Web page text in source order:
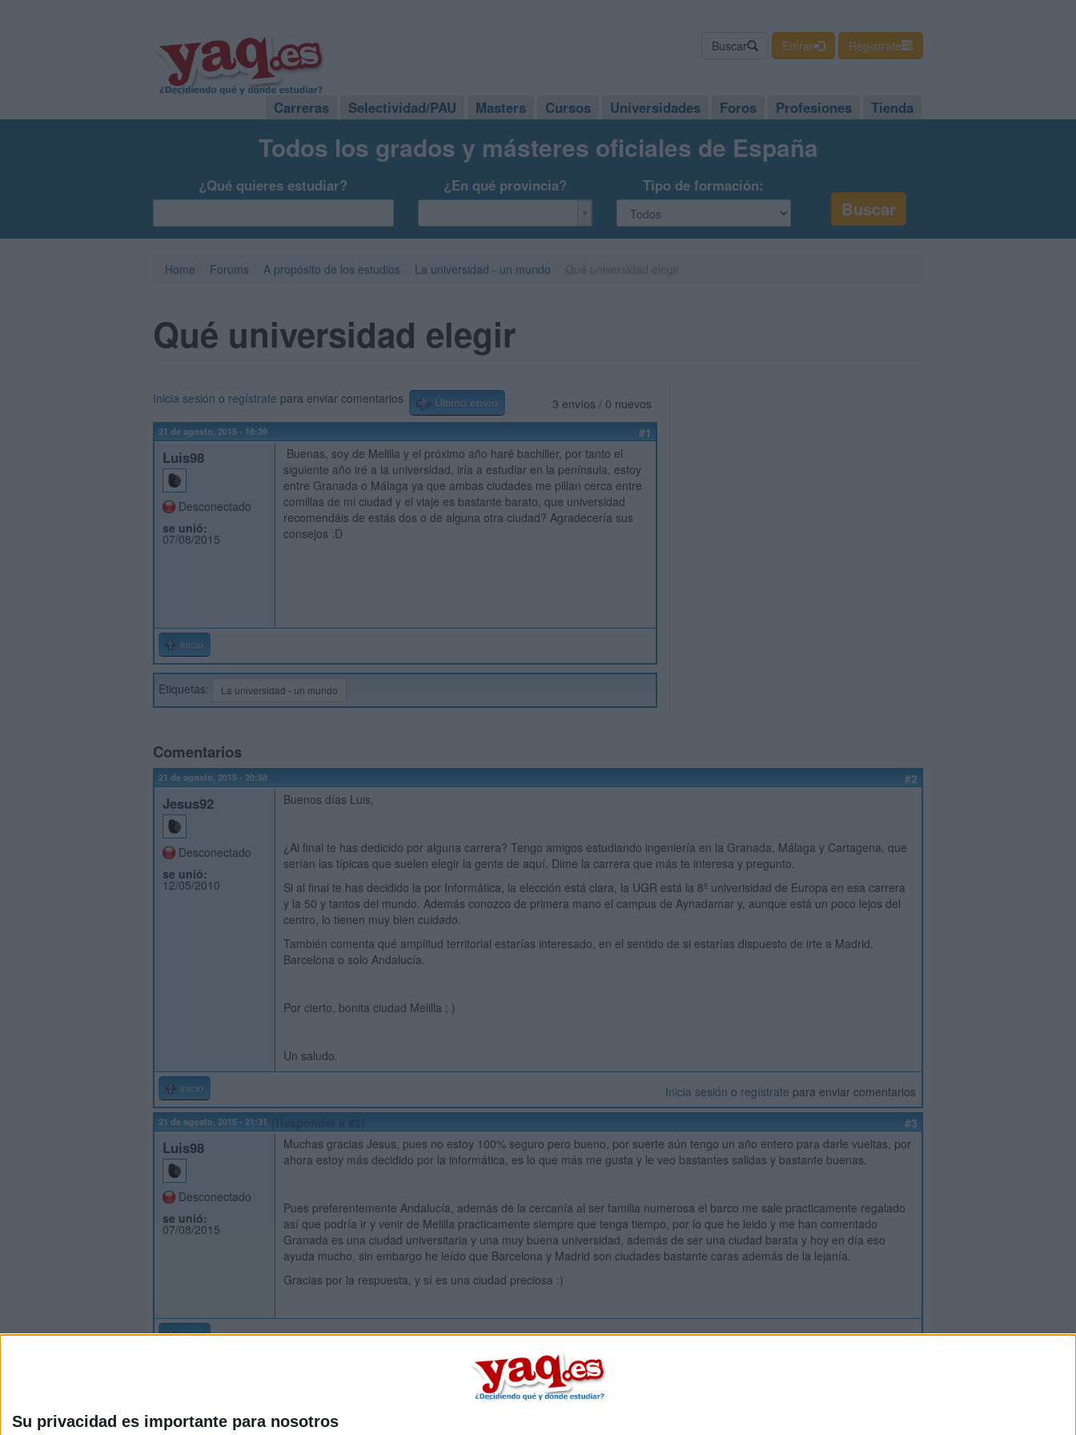
Su privacidad es importante para nosotros
Buscar Entrar Regístrate
Carreras Selectividad/PAU Masters Cursos Universidades Foros Profesiones Tienda
Todos los grados y másteres oficiales de España
¿Qué quieres estudiar? ¿En qué provincia? Tipo de formación:
Home Forums A propósito de los estudios La universidad - un mundo
Qué universidad elegir
3 envíos / 0 nuevos
Inicia sesión o regístrate para enviar comentarios Último envío
21 de agosto, 2015 - 18:39 #1
Luis98
Desconectado
se unió:
07/08/2015
Buenas, soy de Melilla y el próximo año haré bachiller, por tanto el
siguiente año iré a la universidad, iría a estudiar en la península, estoy
entre Granada o Málaga ya que ambas ciudades me pillan cerca entre
comillas de mi ciudad y el viaje es bastante barato, que universidad
recomendáis de estás dos o de alguna otra ciudad? Agradecería sus
consejos :D
Inicio
Etiquetas: La universidad - un mundo
Comentarios
21 de agosto, 2015 - 20:58 #2
Jesus92
Desconectado
se unió:
12/05/2010
Buenos días Luis,
¿Al final te has dedicido por alguna carrera? Tengo amigos estudiando ingeniería en la Granada, Málaga y Cartagena, que
serían las típicas que suelen elegir la gente de aquí. Dime la carrera que más te interesa y pregunto.
Si al final te has decidido la por Informática, la elección está clara, la UGR está la 8º univerisidad de Europa en esa carrera
y la 50 y tantos del mundo. Además conozco de primera mano el campus de Aynadamar y, aunque está un poco lejos del
centro, lo tienen muy bien cuidado.
También comenta qué amplitud territorial estarías interesado, en el sentido de si estarías dispuesto de irte a Madrid,
Barcelona o solo Andalucía.
Por cierto, bonita ciudad Melilla ; )
Un saludo.
Inicio Inicia sesión o regístrate para enviar comentarios
21 de agosto, 2015 - 21:31 #3
Luis98
Desconectado
se unió:
07/08/2015
Muchas gracias Jesus, pues no estoy 100% seguro pero bueno, por suerte aún tengo un año entero para darle vueltas, por
ahora estoy más decidido por la informática, es lo que más me gusta y le veo bastantes salidas y bastante buenas.
Pues preferentemente Andalucía, además de la cercanía al ser familia numerosa el barco me sale practicamente regalado
así que podría ir y venir de Melilla practicamente siempre que tenga tiempo, por lo que he leido y me han comentado
Granada es una ciudad universitaria y una muy buena universidad, además de ser una ciudad barata y hoy en día eso
ayuda mucho, sin embargo he leído que Barcelona y Madrid son ciudades bastante caras además de la lejanía.
Gracias por la respuesta, y sí es una ciudad preciosa :)
Inicio Inicia sesiónoregístratepara enviar comentarios